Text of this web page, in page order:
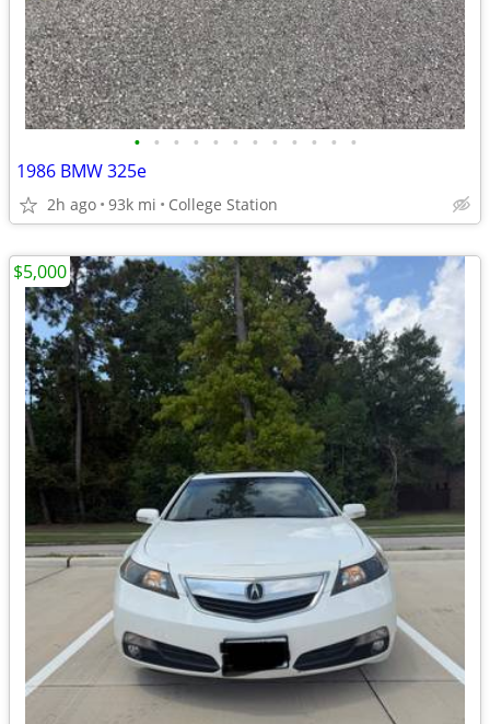
• • • • • • • • • • • •
1986 BMW 325e
2h ago 93k mi College Station
$5,000